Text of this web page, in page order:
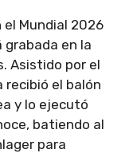
el Mundial 2026
grabada en la
Asistido por el
recibió el balón
y lo ejecutó
batiendo al
para